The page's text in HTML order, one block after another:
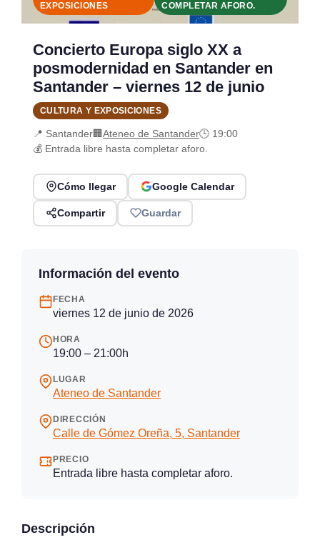
EXPOSICIONES
COMPLETAR AFORO.
Concierto Europa siglo XX a
posmodernidad en Santander en
Santander – viernes 12 de junio
CULTURA Y EXPOSICIONES
📍 Santander🏢Ateneo de Santander🕒 19:00
💰 Entrada libre hasta completar aforo.
Cómo llegar Google Calendar
Compartir Guardar
Información del evento
FECHA
viernes 12 de junio de 2026
HORA
19:00 – 21:00h
LUGAR
Ateneo de Santander
DIRECCIÓN
Calle de Gómez Oreña, 5, Santander
PRECIO
Entrada libre hasta completar aforo.
Descripción